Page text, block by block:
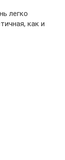
легко
как и